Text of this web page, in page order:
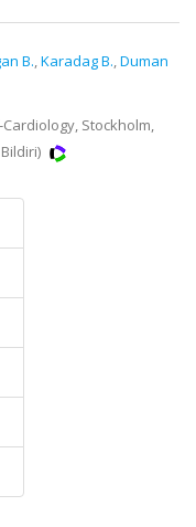
B.,Karadag B.,Duman
Stockholm,